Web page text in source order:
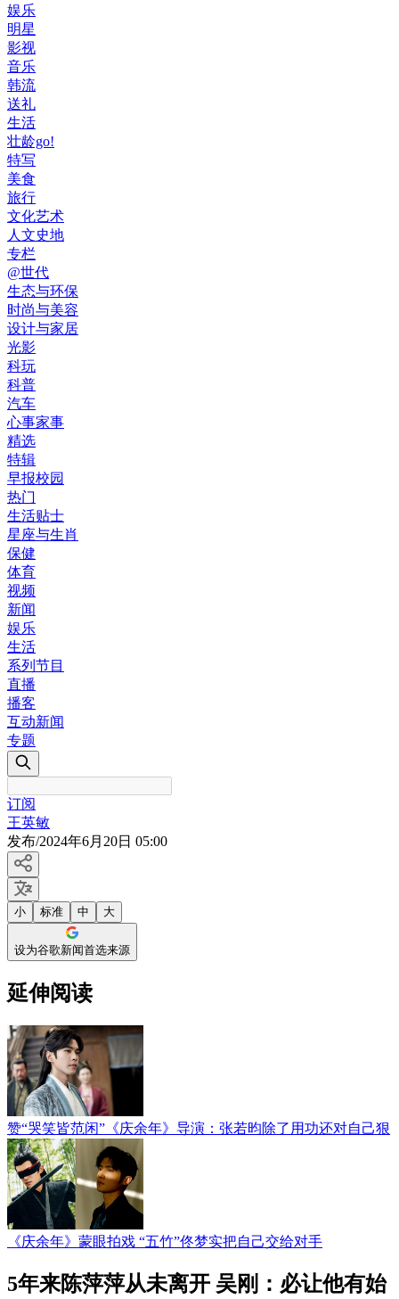
娱乐
明星
影视
音乐
韩流
送礼
生活
壮龄go!
特写
美食
旅行
文化艺术
人文史地
专栏
@世代
生态与环保
时尚与美容
设计与家居
光影
科玩
科普
汽车
心事家事
精选
特辑
早报校园
热门
生活贴士
星座与生肖
保健
体育
视频
新闻
娱乐
生活
系列节目
直播
播客
互动新闻
专题
订阅
王英敏
发布/2024年6月20日 05:00
小 标准 中 大
设为谷歌新闻首选来源
延伸阅读
赞“哭笑皆范闲”《庆余年》导演：张若昀除了用功还对自己狠
《庆余年》蒙眼拍戏 “五竹”佟梦实把自己交给对手
5年来陈萍萍从未离开 吴刚：必让他有始